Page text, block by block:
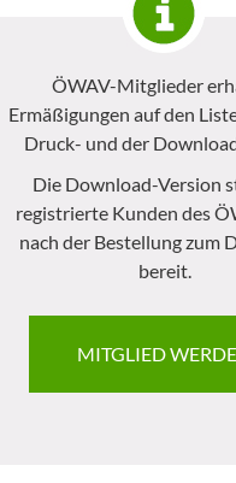
ÖWAV-Mitglieder
Ermäßigungen auf den
Druck- und der
Die Download-Version
registrierte Kunden des
nach der Bestellung zum
bereit.
MITGLIED